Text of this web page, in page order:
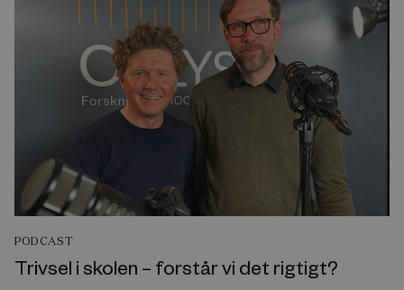
PODCAST
Trivsel i skolen – forstår vi det rigtigt?